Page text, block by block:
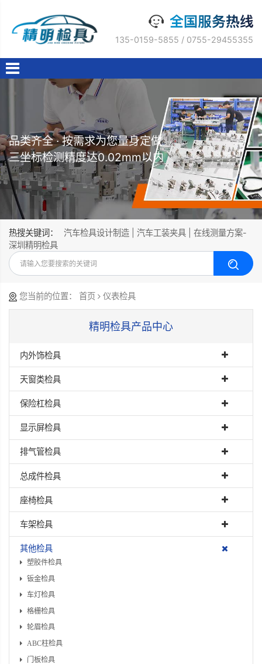
135-0159-5855 / 0755-29455355
品类齐全 · 按需求为您量身定做
三坐标检测精度达0.02mm以内
热搜关键词：
汽车检具设计制造 | 汽车工装夹具 | 在线测量方案-
深圳精明检具
您当前的位置： 首页 仪表检具
精明检具产品中心
内外饰检具
天窗类检具
保险杠检具
显示屏检具
排气管检具
总成件检具
座椅检具
车架检具
其他检具
塑胶件检具
钣金检具
车灯检具
格栅检具
轮眉检具
ABC柱检具
门板检具